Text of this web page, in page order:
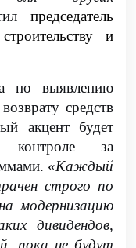
председатель
и
по выявлению
средств
акцент будет
за
«Каждый
строго по
модернизацию
дивидендов,
пока не будут